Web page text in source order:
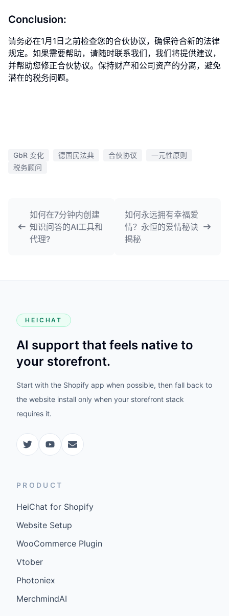
Conclusion:
请务必在1月1日之前检查您的合伙协议，确保符合新的法律
规定。如果需要帮助，请随时联系我们，我们将提供建议，
并帮助您修正合伙协议。保持财产和公司资产的分离，避免
潜在的税务问题。
GbR 变化 德国民法典 合伙协议
一元性原则
税务顾问
如何在7分钟内创建
知识问答的AI工具和
代理?
如何永远拥有幸福爱
情？永恒的爱情秘诀
揭秘
HEICHAT
AI support that feels native to
your storefront.
Start with the Shopify app when possible, then fall back to
the website install only when your storefront stack
requires it.
PRODUCT
HeiChat for Shopify
Website Setup
WooCommerce Plugin
Vtober
Photoniex
MerchmindAI